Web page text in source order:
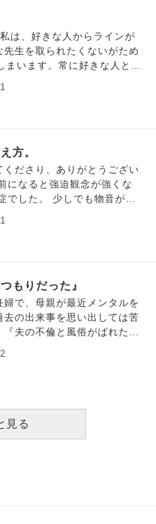
いました。 当時は
気持ちがあった為、無理に
的な自分を演じてしまって
たい事をやればよかったと
は、好きな人からラインが
生を取られたくないがため
います。常に好きな人とら
ます
方。
ださり、ありがとうござい
になると強迫観念が強くな
でした。 少しでも物音がし
（私が徐行や停車中で）す
も…当て逃げになってしまっ
これ以上傷つけたらどうし
がぐるぐるしています。
だ引っ越す予定もないのに
う考え方をしたら良いで
もりだった』
で、母親が最近メンタルを
の出来事を思い出しては苦
夫の不倫と風俗がばれたと
絶して離婚すると言った』
が離婚はしないでと言わ
思っていた過去がありま
を今私に言うことがすごい
がいいって言ったんだけ
見る